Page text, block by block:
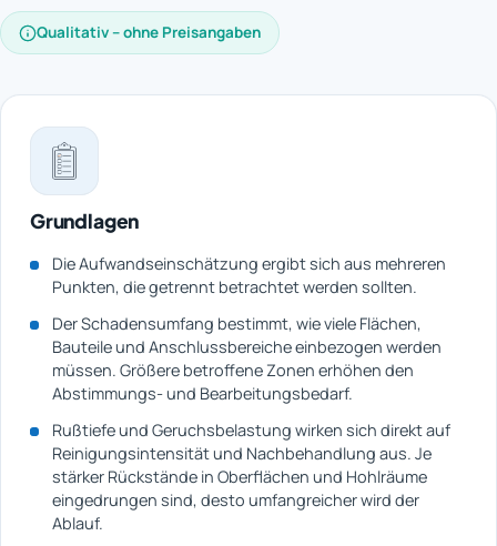
Qualitativ – ohne Preisangaben
Grundlagen
Die Aufwandseinschätzung ergibt sich aus mehreren
Punkten, die getrennt betrachtet werden sollten.
Der Schadensumfang bestimmt, wie viele Flächen,
Bauteile und Anschlussbereiche einbezogen werden
müssen. Größere betroffene Zonen erhöhen den
Abstimmungs- und Bearbeitungsbedarf.
Rußtiefe und Geruchsbelastung wirken sich direkt auf
Reinigungsintensität und Nachbehandlung aus. Je
stärker Rückstände in Oberflächen und Hohlräume
eingedrungen sind, desto umfangreicher wird der
Ablauf.